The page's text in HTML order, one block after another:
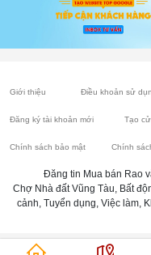
Giới thiệu Điều khoản sử
Đăng ký tài khoản mới Tạo
Chính sách bảo mật Chính
Đăng tin Mua bán Rao
Chợ Nhà đất Vũng Tàu, Bất
cảnh, Tuyển dụng, Việc làm,